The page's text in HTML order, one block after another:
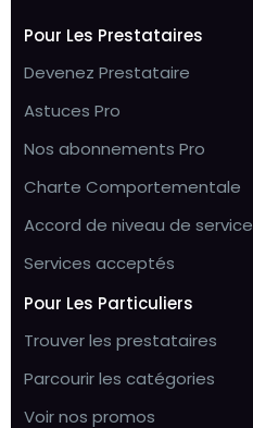
Pour Les Prestataires
Devenez Prestataire
Astuces Pro
Nos abonnements Pro
Charte Comportementale
Accord de niveau de service
Services acceptés
Pour Les Particuliers
Trouver les prestataires
Parcourir les catégories
Voir nos promos